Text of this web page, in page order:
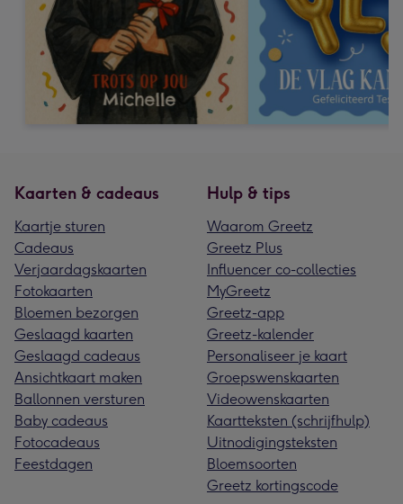
Kaarten & cadeaus
Kaartje sturen
Cadeaus
Verjaardagskaarten
Fotokaarten
Bloemen bezorgen
Geslaagd kaarten
Geslaagd cadeaus
Ansichtkaart maken
Ballonnen versturen
Baby cadeaus
Fotocadeaus
Feestdagen
Hulp & tips
Waarom Greetz
Greetz Plus
Influencer co-collecties
MyGreetz
Greetz-app
Greetz-kalender
Personaliseer je kaart
Groepswenskaarten
Videowenskaarten
Kaartteksten (schrijfhulp)
Uitnodigingsteksten
Bloemsoorten
Greetz kortingscode